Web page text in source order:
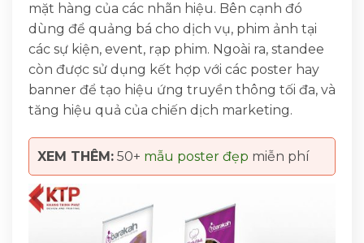
mặt hàng của các nhãn hiệu. Bên cạnh đó
dùng để quảng bá cho dịch vụ, phim ảnh tại
các sự kiện, event, rạp phim. Ngoài ra, standee
còn được sử dụng kết hợp với các poster hay
banner để tạo hiệu ứng truyền thông tối đa, và
tăng hiệu quả của chiến dịch marketing.
XEM THÊM: 50+ mẫu poster đẹp miễn phí